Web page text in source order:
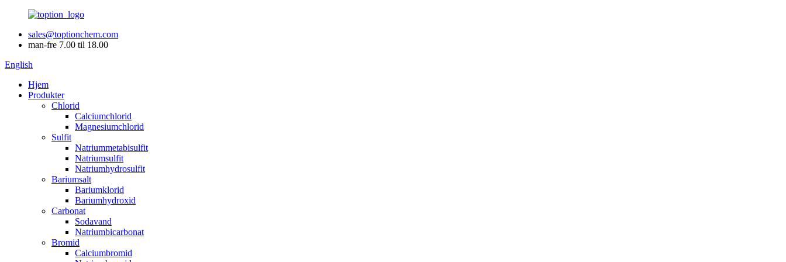
sales@toptionchem.com
man-fre 7.00 til 18.00
English
Hjem
Produkter
Chlorid
Calciumchlorid
Magnesiumchlorid
Sulfit
Natriummetabisulfit
Natriumsulfit
Natriumhydrosulfit
Bariumsalt
Bariumklorid
Bariumhydroxid
Carbonat
Sodavand
Natriumbicarbonat
Bromid
Calciumbromid